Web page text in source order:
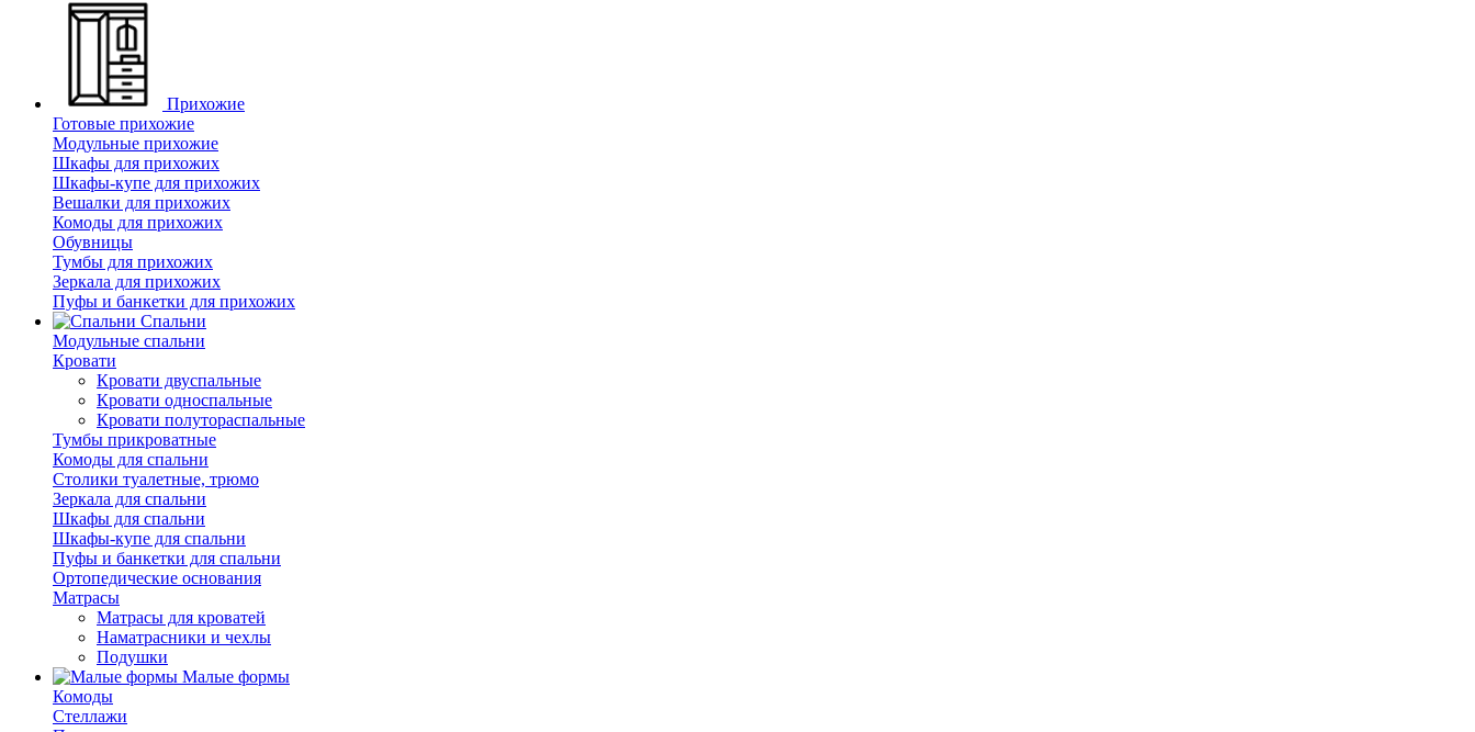
Прихожие
Готовые прихожие
Модульные прихожие
Шкафы для прихожих
Шкафы-купе для прихожих
Вешалки для прихожих
Комоды для прихожих
Обувницы
Тумбы для прихожих
Зеркала для прихожих
Пуфы и банкетки для прихожих
Спальни
Модульные спальни
Кровати
Кровати двуспальные
Кровати односпальные
Кровати полутораспальные
Тумбы прикроватные
Комоды для спальни
Столики туалетные, трюмо
Зеркала для спальни
Шкафы для спальни
Шкафы-купе для спальни
Пуфы и банкетки для спальни
Ортопедические основания
Матрасы
Матрасы для кроватей
Наматрасники и чехлы
Подушки
Малые формы
Комоды
Стеллажи